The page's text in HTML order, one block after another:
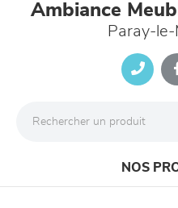
Ambiance
Paray-
NOS